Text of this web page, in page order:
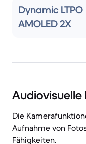
Dynamic LTPO
AMOLED 2X
Audiovisuelle
Die
Aufnahme von
Fähigkeiten.